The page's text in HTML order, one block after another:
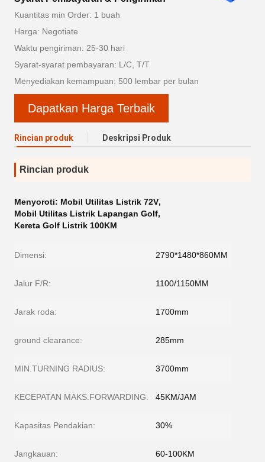
Kuantitas min Order: 1 buah
Harga: Negotiate
Waktu pengiriman: 25-30 hari
Syarat-syarat pembayaran: L/C, T/T
Menyediakan kemampuan: 500 lembar per bulan
Dapatkan Harga Terbaik
Rincian produk Deskripsi Produk
Rincian produk
Menyoroti: Mobil Utilitas Listrik 72V,
Mobil Utilitas Listrik Lapangan Golf,
Kereta Golf Listrik 100KM
Dimensi: 2790*1480*860MM
Jalur F/R: 1100/1150MM
Jarak roda: 1700mm
ground clearance: 285mm
MIN.TURNING RADIUS: 3700mm
KECEPATAN MAKS.FORWARDING: 45KM/JAM
Kapasitas Pendakian: 30%
Jangkauan: 60-100KM